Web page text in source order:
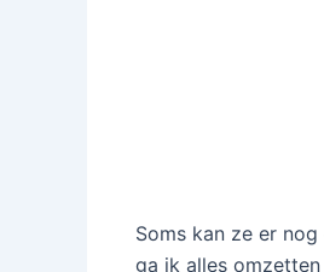
Soms kan ze er
ga ik alles omzetten